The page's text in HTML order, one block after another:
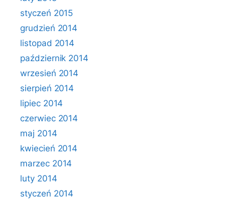
styczeń 2015
grudzień 2014
listopad 2014
październik 2014
wrzesień 2014
sierpień 2014
lipiec 2014
czerwiec 2014
maj 2014
kwiecień 2014
marzec 2014
luty 2014
styczeń 2014